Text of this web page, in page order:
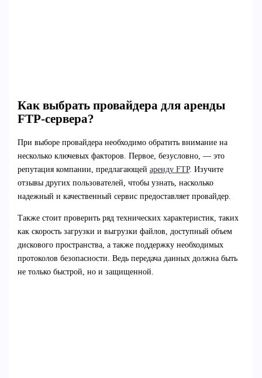
Как выбрать провайдера для аренды
FTP-сервера?
При выборе провайдера необходимо обратить внимание на
несколько ключевых факторов. Первое, безусловно, — это
репутация компании, предлагающей аренду FTP. Изучите
отзывы других пользователей, чтобы узнать, насколько
надежный и качественный сервис предоставляет провайдер.
Также стоит проверить ряд технических характеристик, таких
как скорость загрузки и выгрузки файлов, доступный объем
дискового пространства, а также поддержку необходимых
протоколов безопасности. Ведь передача данных должна быть
не только быстрой, но и защищенной.